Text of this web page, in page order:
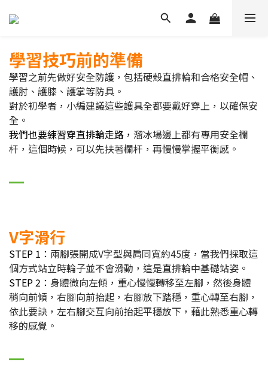
學習技巧前的準備
學習之前先做好安全防護，包括硬殼直排輪和合格安全帽、
護肘、護膝、護掌等防具。
對於初學者，小編建議這些護具全都要戴好穿上，以確保安
全。
我們也要練習穿直排輪走路， 溜冰場邊上都有專用安全欄
杆，這個時候，可以先扶著欄杆，再慢慢掌握平衡感。
V字滑行
STEP 1： 兩腳張開成V字型與肩同寬約45度，當我們採取這
個方式站立時輪子並不會滑動，這是直排輪中基礎站姿。
STEP 2： 身體微向左傾，重心慢慢轉移至左腳，然後身體
稍向前傾，右腳向前抬起，右腳放下踏穩，重心轉至右腳，
依此要訣，左右腳交互向前抬起平穩放下，藉此熟悉重心轉
移的感覺。